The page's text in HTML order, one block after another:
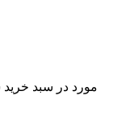
مورد در سبد